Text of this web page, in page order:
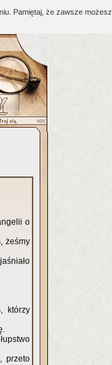
Pamiętaj, że zawsze możesz
o
żeśmy
którzy
przeto